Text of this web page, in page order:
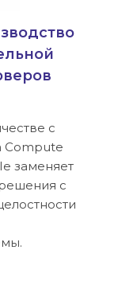
с
Compute
заменяет
с